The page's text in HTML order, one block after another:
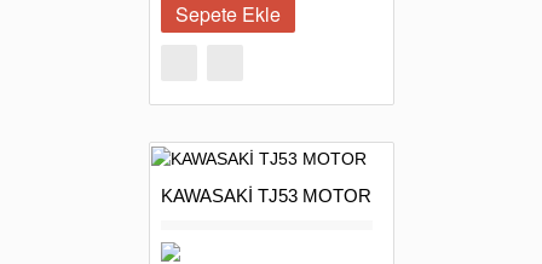
KAWASAKİ TJ53 MOTOR